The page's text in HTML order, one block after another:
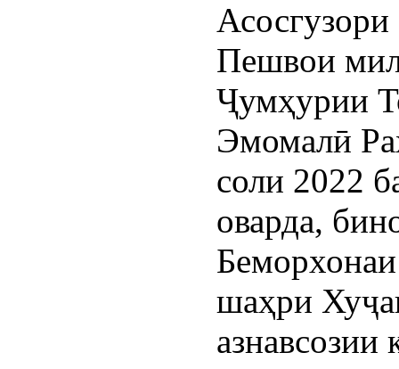
Пешвои
Ҷумҳурии
Эмомалӣ
соли 2022
оварда,
шаҳри
азнавсозии